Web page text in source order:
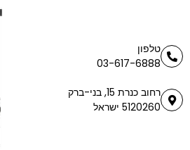
טלפון
03-617-6888
רחוב כנרת 15, בני-ברק
5120260 ישראל